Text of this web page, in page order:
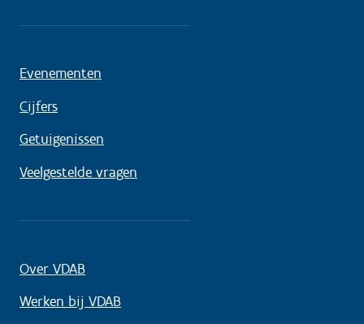
Evenementen
Cijfers
Getuigenissen
Veelgestelde vragen
Over VDAB
Werken bij VDAB